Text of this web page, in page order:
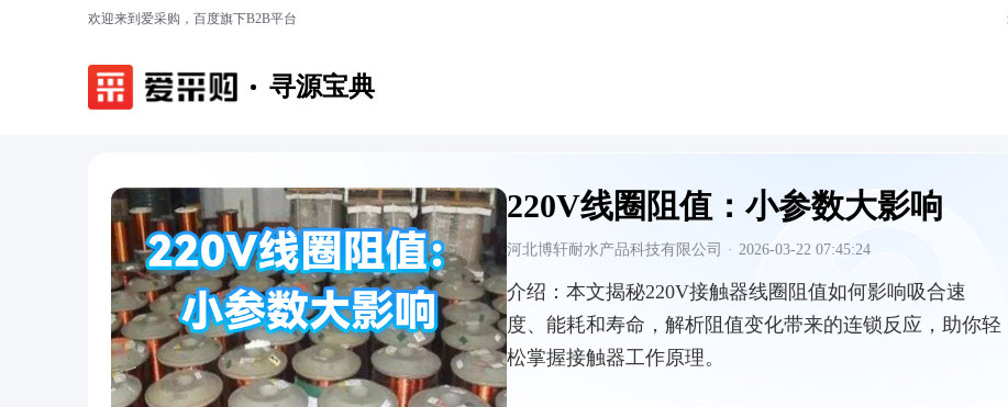
欢迎来到爱采购，百度旗下B2B平台
寻源宝典
220V线圈阻值：小参数大影响
河北博轩耐水产品科技有限公司 · 2026-03-22 07:45:24
介绍： 本文揭秘220V接触器线圈阻值如何影响吸合速
度、能耗和寿命，解析阻值变化带来的连锁反应，助你轻
松掌握接触器工作原理。